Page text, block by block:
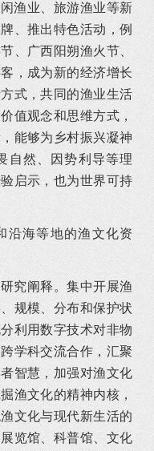
渔业、旅游渔业等新
、推出特色活动，例
、广西阳朔渔火节、
，成为新的经济增长
式，共同的渔业生活
值观念和思维方式，
能够为乡村振兴凝神
自然、因势利导等理
启示，也为世界可持
沿海等地的渔文化资
究阐释。集中开展渔
规模、分布和保护状
利用数字技术对非物
学科交流合作，汇聚
智慧，加强对渔文化
渔文化的精神内核，
文化与现代新生活的
览馆、科普馆、文化